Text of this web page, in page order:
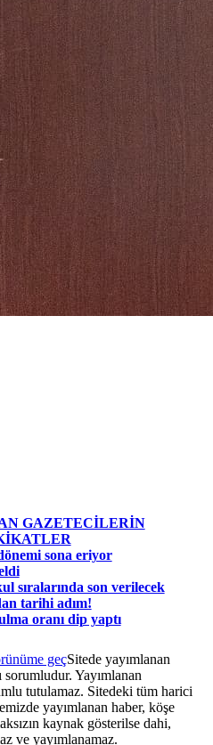
GAZETECİLERİN
sona eriyor
sıralarında son verilecek
tarihi adım!
oranı dip yaptı
geçSitede yayımlanan
Yayımlanan
tutulamaz. Sitedeki tüm harici
yayımlanan haber, köşe
kaynak gösterilse dahi,
ve yayımlanamaz.